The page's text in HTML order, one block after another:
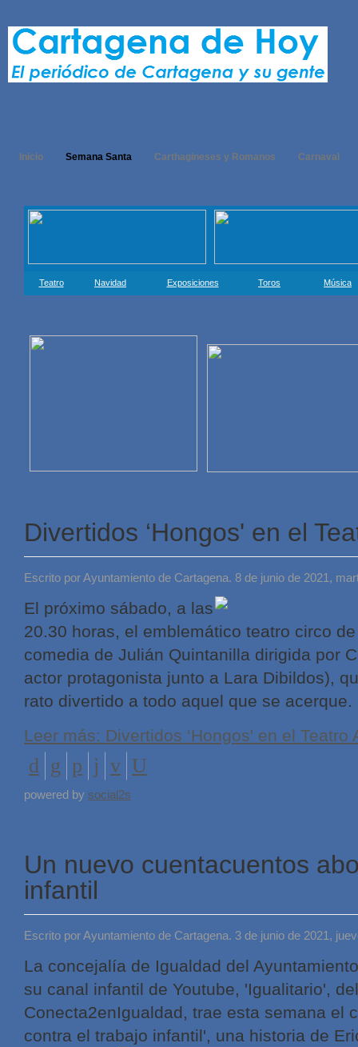
Inicio Semana Santa Carthagineses y Romanos Carnaval
Teatro Navidad Exposiciones Toros Música
Divertidos ‘Hongos' en el
Escrito por Ayuntamiento de Cartagena. 8 de junio de 2021,
El próximo sábado, a las
20.30 horas, el emblemático teatro circo
comedia de Julián Quintanilla dirigida por
actor protagonista junto a Lara Dibildos),
rato divertido a todo aquel que se
Leer más: Divertidos ‘Hongos' en el Teatro
powered by social2s
Un nuevo cuentacuentos
infantil
Escrito por Ayuntamiento de Cartagena. 3 de junio de 2021,
La concejalía de Igualdad del
su canal infantil de Youtube, 'Igualitario',
Conecta2enIgualdad, trae esta semana el
contra el trabajo infantil', una historia de